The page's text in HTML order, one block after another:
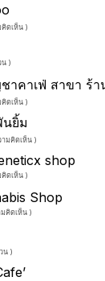
ดเห็น )
น )
าคาเฟ่ สาขา ร้า
ดเห็น )
ยิ้ม
มคิดเห็น )
shop
ดเห็น )
Shop
คิดเห็น )
น )